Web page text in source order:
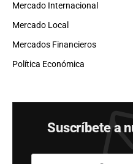
Mercado Internacional
Mercado Local
Mercados Financieros
Política Económica
Suscríbete a